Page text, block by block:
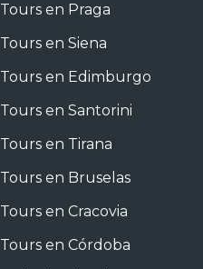
Tours en Praga
Tours en Siena
Tours en Edimburgo
Tours en Santorini
Tours en Tirana
Tours en Bruselas
Tours en Cracovia
Tours en Córdoba